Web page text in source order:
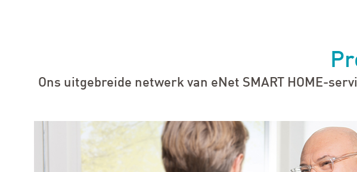
Ons uitgebreide netwerk van eNet SMART HOME-